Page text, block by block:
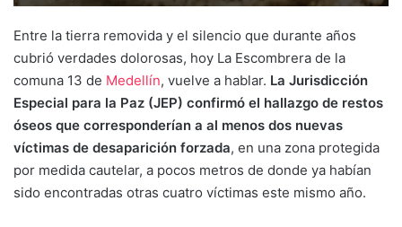
Entre la tierra removida y el silencio que durante años
cubrió verdades dolorosas, hoy La Escombrera de la
comuna 13 de Medellín, vuelve a hablar. La Jurisdicción
Especial para la Paz (JEP) confirmó el hallazgo de restos
óseos que corresponderían a al menos dos nuevas
víctimas de desaparición forzada, en una zona protegida
por medida cautelar, a pocos metros de donde ya habían
sido encontradas otras cuatro víctimas este mismo año.